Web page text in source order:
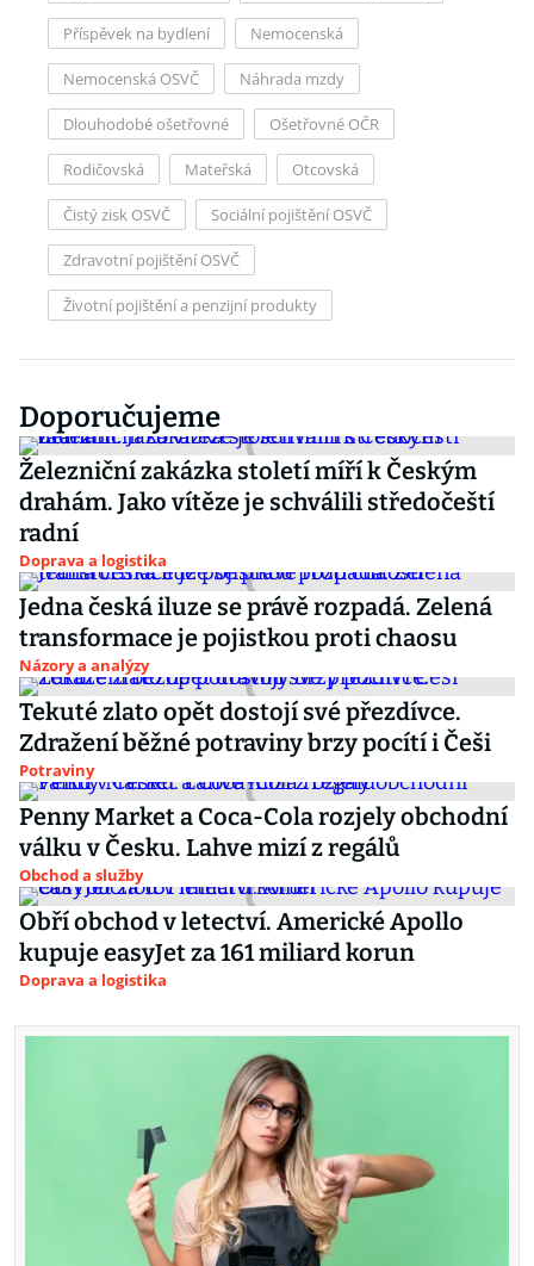
Příspěvek na bydlení Nemocenská
Nemocenská OSVČ Náhrada mzdy
Dlouhodobé ošetřovné Ošetřovné OČR
Rodičovská Mateřská Otcovská
Čistý zisk OSVČ Sociální pojištění OSVČ
Zdravotní pojištění OSVČ
Životní pojištění a penzijní produkty
Doporučujeme
Železniční zakázka století míří k Českým
drahám. Jako vítěze je schválili středočeští
radní
Doprava a logistika
Jedna česká iluze se právě rozpadá. Zelená
transformace je pojistkou proti chaosu
Názory a analýzy
Tekuté zlato opět dostojí své přezdívce.
Zdražení běžné potraviny brzy pocítí i Češi
Potraviny
Penny Market a Coca-Cola rozjely obchodní
válku v Česku. Lahve mizí z regálů
Obchod a služby
Obří obchod v letectví. Americké Apollo
kupuje easyJet za 161 miliard korun
Doprava a logistika